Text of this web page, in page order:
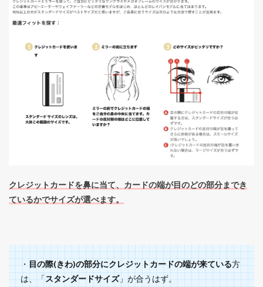
クレジットカードを鼻に当て、カードの端が目のどの部分までき
ているかでサイズが選べます。
・目の際(きわ)の部分にクレジットカードの端が来ている方
は、「スタンダードサイズ」が合うはず。